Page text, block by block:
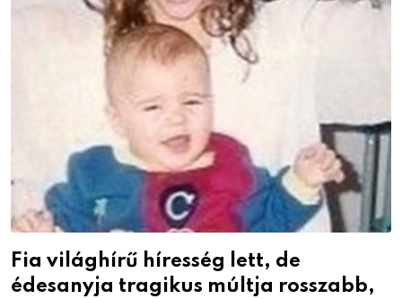
Fia világhírű híresség lett, de
édesanyja tragikus múltja rosszabb,